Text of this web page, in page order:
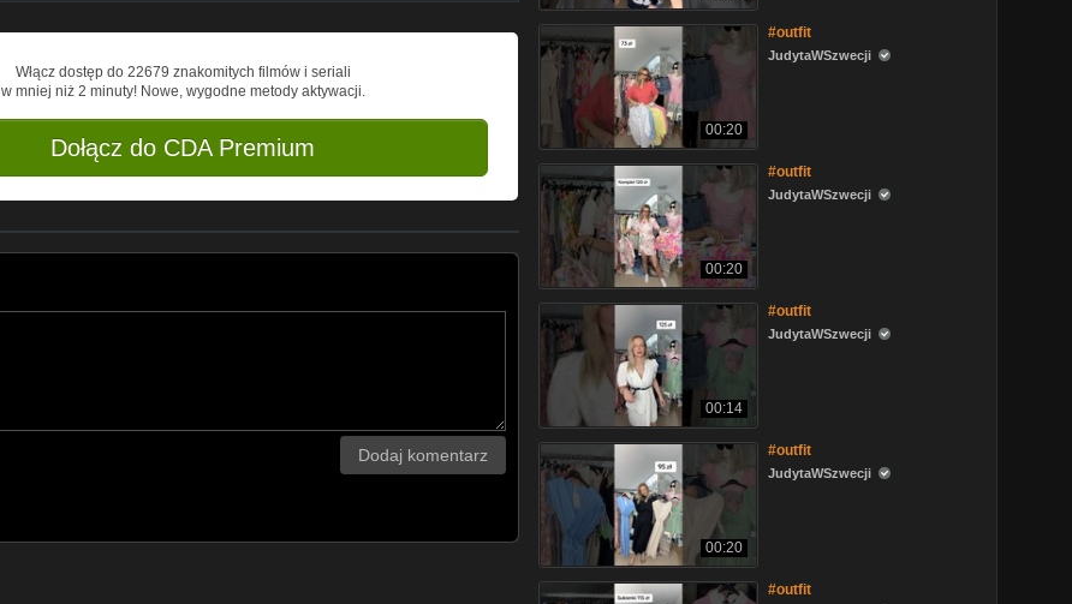
Włącz dostęp do 22679 znakomitych filmów i seriali
w mniej niż 2 minuty! Nowe, wygodne metody aktywacji.
Dołącz do CDA Premium
Dodaj komentarz
00:20
#outfit
JudytaWSzwecji
00:20
#outfit
JudytaWSzwecji
00:14
#outfit
JudytaWSzwecji
00:20
#outfit
JudytaWSzwecji
#outfit